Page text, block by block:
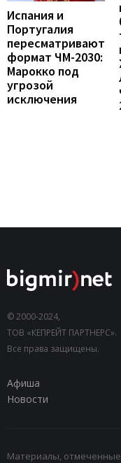
Испания и
Португалия
пересматривают
формат ЧМ-2030:
Марокко под
угрозой
исключения
© 2000-2024,
ТОВ «КЕПРЕЙТ ПАРТНЕРС».
Все права защищены.
Афиша
Новости
Материалы,